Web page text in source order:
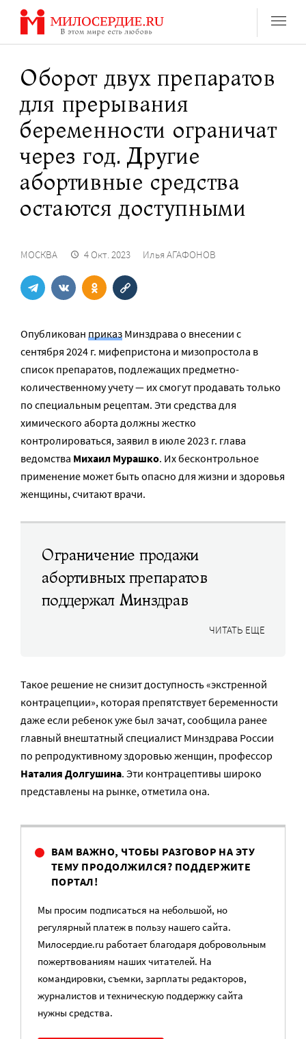
Перейти
содержанию
Оборот двух препаратов
для прерывания
беременности ограничат
через год. Другие
абортивные средства
остаются доступными
МОСКВА 4 Окт. 2023 Илья АГАФОНОВ
Опубликован приказ Минздрава о внесении с
сентября 2024 г. мифепристона и мизопростола в
список препаратов, подлежащих предметно-
количественному учету — их смогут продавать только
по специальным рецептам. Эти средства для
химического аборта должны жестко
контролироваться, заявил в июле 2023 г. глава
ведомства Михаил Мурашко. Их бесконтрольное
применение может быть опасно для жизни и здоровья
женщины, считают врачи.
Ограничение продажи
абортивных препаратов
поддержал Минздрав
ЧИТАТЬ ЕЩЕ
Такое решение не снизит доступность «экстренной
контрацепции», которая препятствует беременности
даже если ребенок уже был зачат, сообщила ранее
главный внештатный специалист Минздрава России
по репродуктивному здоровью женщин, профессор
Наталия Долгушина. Эти контрацептивы широко
представлены на рынке, отметила она.
ВАМ ВАЖНО, ЧТОБЫ РАЗГОВОР НА ЭТУ
ТЕМУ ПРОДОЛЖИЛСЯ? ПОДДЕРЖИТЕ
ПОРТАЛ!
Мы просим подписаться на небольшой, но
регулярный платеж в пользу нашего сайта.
Милосердие.ru работает благодаря добровольным
пожертвованиям наших читателей. На
командировки, съемки, зарплаты редакторов,
журналистов и техническую поддержку сайта
нужны средства.